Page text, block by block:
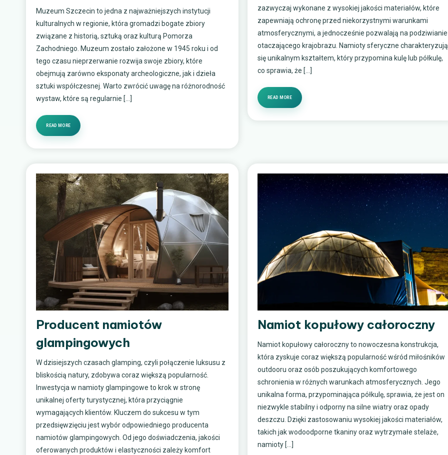
Muzeum Szczecin to jedna z najważniejszych instytucji
kulturalnych w regionie, która gromadzi bogate zbiory
związane z historią, sztuką oraz kulturą Pomorza
Zachodniego. Muzeum zostało założone w 1945 roku i od
tego czasu nieprzerwanie rozwija swoje zbiory, które
obejmują zarówno eksponaty archeologiczne, jak i dzieła
sztuki współczesnej. Warto zwrócić uwagę na różnorodność
wystaw, które są regularnie […]
READ MORE
zazwyczaj wykonane z wysokiej jakości materiałów, które
zapewniają ochronę przed niekorzystnymi warunkami
atmosferycznymi, a jednocześnie pozwalają na podziwianie
otaczającego krajobrazu. Namioty sferyczne charakteryzują
się unikalnym kształtem, który przypomina kulę lub półkulę,
co sprawia, że […]
READ MORE
Producent namiotów
glampingowych
W dzisiejszych czasach glamping, czyli połączenie luksusu z
bliskością natury, zdobywa coraz większą popularność.
Inwestycja w namioty glampingowe to krok w stronę
unikalnej oferty turystycznej, która przyciągnie
wymagających klientów. Kluczem do sukcesu w tym
przedsięwzięciu jest wybór odpowiedniego producenta
namiotów glampingowych. Od jego doświadczenia, jakości
oferowanych produktów i elastyczności zależy komfort
Namiot kopułowy całoroczny
Namiot kopułowy całoroczny to nowoczesna konstrukcja,
która zyskuje coraz większą popularność wśród miłośników
outdooru oraz osób poszukujących komfortowego
schronienia w różnych warunkach atmosferycznych. Jego
unikalna forma, przypominająca półkulę, sprawia, że jest on
niezwykle stabilny i odporny na silne wiatry oraz opady
deszczu. Dzięki zastosowaniu wysokiej jakości materiałów,
takich jak wodoodporne tkaniny oraz wytrzymałe stelaże,
namioty […]